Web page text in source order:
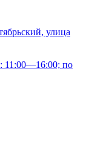
улица
11:00—16:00; по